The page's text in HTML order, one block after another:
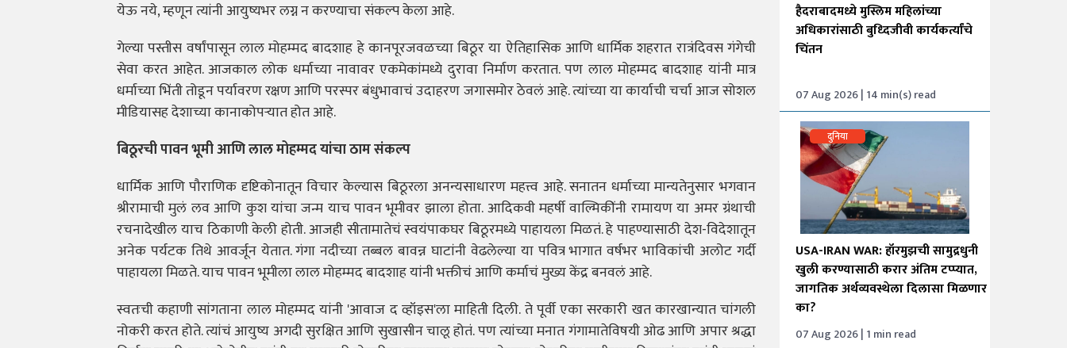
येऊ नये, म्हणून त्यांनी आयुष्यभर लग्न न करण्याचा संकल्प केला आहे.
गेल्या पस्तीस वर्षांपासून लाल मोहम्मद बादशाह हे कानपूरजवळच्या बिठूर या ऐतिहासिक आणि धार्मिक शहरात रात्रंदिवस गंगेची
सेवा करत आहेत. आजकाल लोक धर्माच्या नावावर एकमेकांमध्ये दुरावा निर्माण करतात. पण लाल मोहम्मद बादशाह यांनी मात्र
धर्माच्या भिंती तोडून पर्यावरण रक्षण आणि परस्पर बंधुभावाचं उदाहरण जगासमोर ठेवलं आहे. त्यांच्या या कार्याची चर्चा आज सोशल
मीडियासह देशाच्या कानाकोपऱ्यात होत आहे.
बिठूरची पावन भूमी आणि लाल मोहम्मद यांचा ठाम संकल्प
धार्मिक आणि पौराणिक दृष्टिकोनातून विचार केल्यास बिठूरला अनन्यसाधारण महत्त्व आहे. सनातन धर्माच्या मान्यतेनुसार भगवान
श्रीरामाची मुलं लव आणि कुश यांचा जन्म याच पावन भूमीवर झाला होता. आदिकवी महर्षी वाल्मिकींनी रामायण या अमर ग्रंथाची
रचनादेखील याच ठिकाणी केली होती. आजही सीतामातेचं स्वयंपाकघर बिठूरमध्ये पाहायला मिळतं. हे पाहण्यासाठी देश-विदेशातून
अनेक पर्यटक तिथे आवर्जून येतात. गंगा नदीच्या तब्बल बावन्न घाटांनी वेढलेल्या या पवित्र भागात वर्षभर भाविकांची अलोट गर्दी
पाहायला मिळते. याच पावन भूमीला लाल मोहम्मद बादशाह यांनी भक्तीचं आणि कर्माचं मुख्य केंद्र बनवलं आहे.
स्वतःची कहाणी सांगताना लाल मोहम्मद यांनी 'आवाज द व्हॉइस'ला माहिती दिली. ते पूर्वी एका सरकारी खत कारखान्यात चांगली
नोकरी करत होते. त्यांचं आयुष्य अगदी सुरक्षित आणि सुखासीन चालू होतं. पण त्यांच्या मनात गंगामातेविषयी ओढ आणि अपार श्रद्धा
हैदराबादमध्ये मुस्लिम महिलांच्या
अधिकारांसाठी बुध्दिजीवी कार्यकर्त्यांचे
चिंतन
07 Aug 2026 | 14 min(s) read
दुनिया
USA-IRAN WAR: हॉरमुझची सामुद्रधुनी
खुली करण्यासाठी करार अंतिम टप्प्यात,
जागतिक अर्थव्यवस्थेला दिलासा मिळणार
का?
07 Aug 2026 | 1 min read